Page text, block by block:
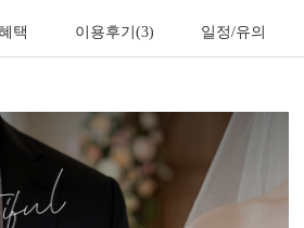
택 이용후기(3) 일정/유의